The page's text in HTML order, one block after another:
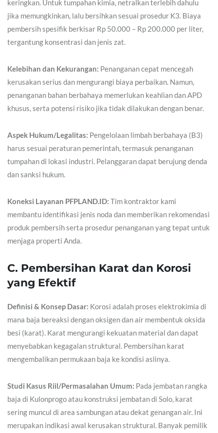
keringkan. Untuk tumpahan kimia, netralkan terlebih dahulu
jika memungkinkan, lalu bersihkan sesuai prosedur K3. Biaya
pembersih spesifik berkisar Rp 50.000 – Rp 200.000 per liter,
tergantung konsentrasi dan jenis zat.
Kelebihan dan Kekurangan: Penanganan cepat mencegah
kerusakan serius dan mengurangi biaya perbaikan. Namun,
penanganan bahan berbahaya memerlukan keahlian dan APD
khusus, serta potensi risiko jika tidak dilakukan dengan benar.
Aspek Hukum/Legalitas: Pengelolaan limbah berbahaya (B3)
harus sesuai peraturan pemerintah, termasuk penanganan
tumpahan di lokasi industri. Pelanggaran dapat berujung denda
dan sanksi hukum.
Koneksi Layanan PFPLAND.ID: Tim kontraktor kami
membantu identifikasi jenis noda dan memberikan rekomendasi
produk pembersih serta prosedur penanganan yang tepat untuk
menjaga properti Anda.
C. Pembersihan Karat dan Korosi
yang Efektif
Definisi & Konsep Dasar: Korosi adalah proses elektrokimia di
mana baja bereaksi dengan oksigen dan air membentuk oksida
besi (karat). Karat mengurangi kekuatan material dan dapat
menyebabkan kegagalan struktural. Pembersihan karat
mengembalikan permukaan baja ke kondisi aslinya.
Studi Kasus Riil/Permasalahan Umum: Pada jembatan rangka
baja di Kulonprogo atau konstruksi jembatan di Solo, karat
sering muncul di area sambungan atau dekat genangan air. Ini
merupakan indikasi awal kerusakan struktural. Banyak pemilik